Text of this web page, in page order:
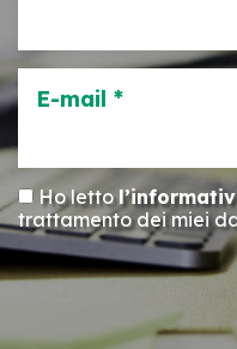
E-mail *
Ho letto
trattamento dei miei